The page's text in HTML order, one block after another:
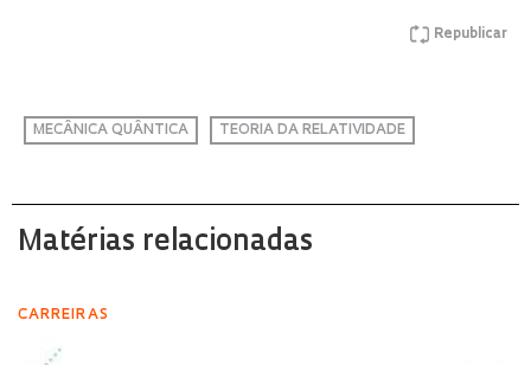
Republicar
MECÂNICA QUÂNTICA TEORIA DA RELATIVIDADE